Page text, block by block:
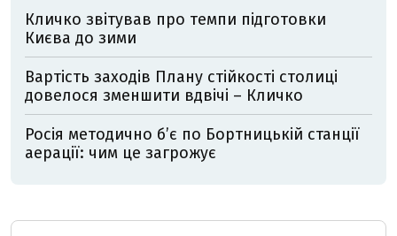
Кличко звітував про темпи підготовки
Києва до зими
Вартість заходів Плану стійкості столиці
довелося зменшити вдвічі – Кличко
Росія методично б’є по Бортницькій станції
аерації: чим це загрожує